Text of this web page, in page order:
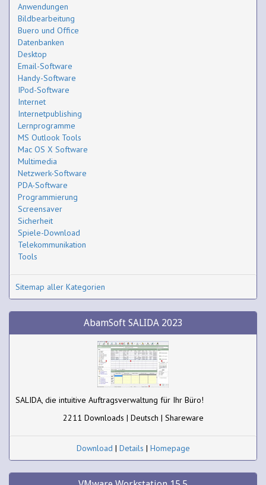
Anwendungen
Bildbearbeitung
Buero und Office
Datenbanken
Desktop
Email-Software
Handy-Software
IPod-Software
Internet
Internetpublishing
Lernprogramme
MS Outlook Tools
Mac OS X Software
Multimedia
Netzwerk-Software
PDA-Software
Programmierung
Screensaver
Sicherheit
Spiele-Download
Telekommunikation
Tools
Sitemap aller Kategorien
AbamSoft SALIDA 2023
SALIDA, die intuitive Auftragsverwaltung für Ihr Büro!
2211 Downloads | Deutsch | Shareware
Download | Details | Homepage